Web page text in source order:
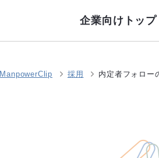
企業向けトップ
ManpowerClip 採用 内定者フォロー